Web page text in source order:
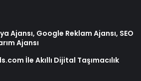
Ajansı, Google Reklam Ajansı, SEO
Ajansı
İle Akıllı Dijital Taşımacılık